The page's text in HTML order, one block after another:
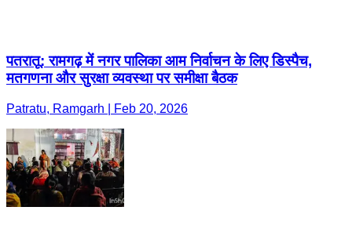
पतरातू: रामगढ़ में नगर पालिका आम निर्वाचन के लिए डिस्पैच,
मतगणना और सुरक्षा व्यवस्था पर समीक्षा बैठक
Patratu, Ramgarh | Feb 20, 2026